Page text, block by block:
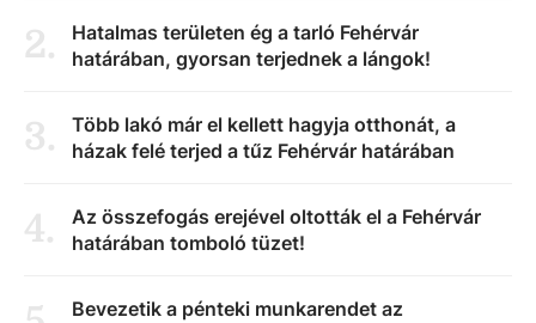
2.
Hatalmas területen ég a tarló Fehérvár
határában, gyorsan terjednek a lángok!
3.
Több lakó már el kellett hagyja otthonát, a
házak felé terjed a tűz Fehérvár határában
4.
Az összefogás erejével oltották el a Fehérvár
határában tomboló tüzet!
Bevezetik a pénteki munkarendet az